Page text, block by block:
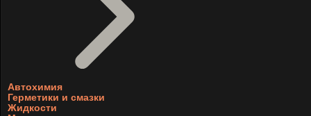
Автохимия
Герметики и смазки
Жидкости